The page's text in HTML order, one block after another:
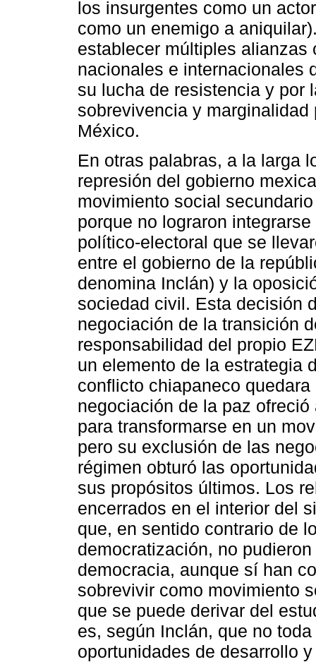
los insurgentes como un
como un enemigo a
establecer múltiples
nacionales e internacionales
su lucha de resistencia y por
sobrevivencia y
México.
En otras palabras, a la larga
represión del gobierno
movimiento social
porque no lograron
político-electoral que se
entre el gobierno de la
denomina Inclán) y la
sociedad civil. Esta decisión
negociación de la transición
responsabilidad del propio
un elemento de la estrategia
conflicto chiapaneco
negociación de la paz
para transformarse en un
pero su exclusión de las
régimen obturó las
sus propósitos últimos. Los
encerrados en el interior del
que, en sentido contrario de
democratización, no
democracia, aunque sí han
sobrevivir como movimiento
que se puede derivar del
es, según Inclán, que no
oportunidades de desarrollo